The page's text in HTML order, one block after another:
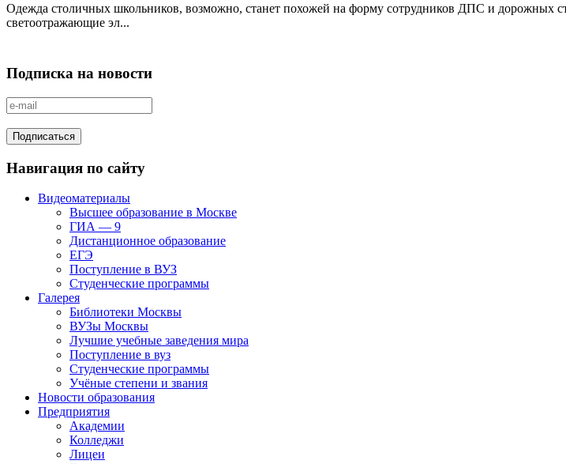
Одежда столичных школьников, возможно, станет похожей на форму сотрудников ДПС и дорожных
светоотражающие эл...
Подписка на новости
Навигация по сайту
Видеоматериалы
Высшее образование в Москве
ГИА — 9
Дистанционное образование
ЕГЭ
Поступление в ВУЗ
Студенческие программы
Галерея
Библиотеки Москвы
ВУЗы Москвы
Лучшие учебные заведения мира
Поступление в вуз
Студенческие программы
Учёные степени и звания
Новости образования
Предприятия
Академии
Колледжи
Лицеи